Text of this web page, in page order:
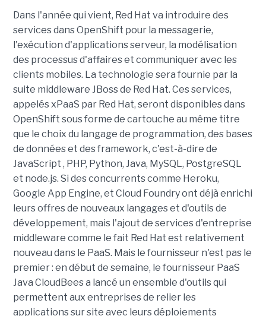
Dans l'année qui vient, Red Hat va introduire des
services dans OpenShift pour la messagerie,
l'exécution d'applications serveur, la modélisation
des processus d'affaires et communiquer avec les
clients mobiles. La technologie sera fournie par la
suite middleware JBoss de Red Hat. Ces services,
appelés xPaaS par Red Hat, seront disponibles dans
OpenShift sous forme de cartouche au même titre
que le choix du langage de programmation, des bases
de données et des framework, c'est-à-dire de
JavaScript , PHP, Python, Java, MySQL, PostgreSQL
et node.js. Si des concurrents comme Heroku,
Google App Engine, et Cloud Foundry ont déjà enrichi
leurs offres de nouveaux langages et d'outils de
développement, mais l'ajout de services d'entreprise
middleware comme le fait Red Hat est relativement
nouveau dans le PaaS. Mais le fournisseur n'est pas le
premier : en début de semaine, le fournisseur PaaS
Java CloudBees a lancé un ensemble d'outils qui
permettent aux entreprises de relier les
applications sur site avec leurs déploiements